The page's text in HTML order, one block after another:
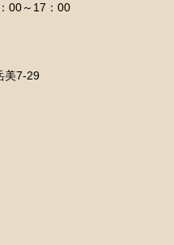
00～17：00
美7-29